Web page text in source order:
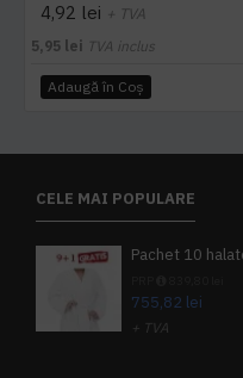
4,92 lei + TVA
5,95 lei TVA inclus
Adaugă în Coş
CELE MAI POPULARE
755,82 lei
+ TVA